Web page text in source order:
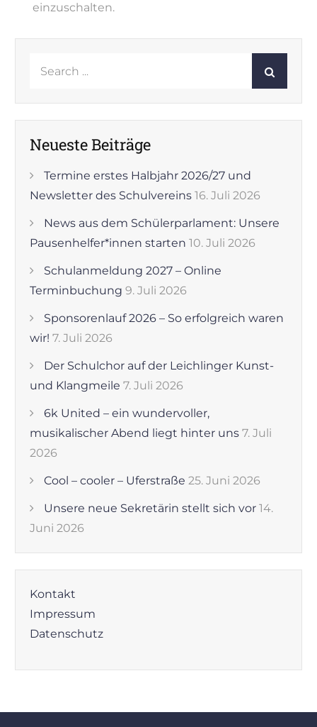
einzuschalten.
Neueste Beiträge
Termine erstes Halbjahr 2026/27 und
Newsletter des Schulvereins 16. Juli 2026
News aus dem Schülerparlament: Unsere
Pausenhelfer*innen starten 10. Juli 2026
Schulanmeldung 2027 – Online
Terminbuchung 9. Juli 2026
Sponsorenlauf 2026 – So erfolgreich waren
wir! 7. Juli 2026
Der Schulchor auf der Leichlinger Kunst-
und Klangmeile 7. Juli 2026
6k United – ein wundervoller,
musikalischer Abend liegt hinter uns 7. Juli
2026
Cool – cooler – Uferstraße 25. Juni 2026
Unsere neue Sekretärin stellt sich vor 14.
Juni 2026
Kontakt
Impressum
Datenschutz